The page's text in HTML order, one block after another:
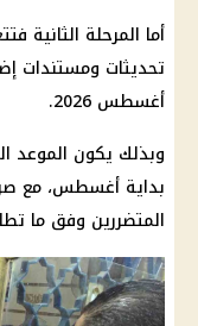
تحديثات ومستندات
أغسطس 2026.
وبذلك يكون الموعد
بداية أغسطس، مع
المتضررين وفق ما